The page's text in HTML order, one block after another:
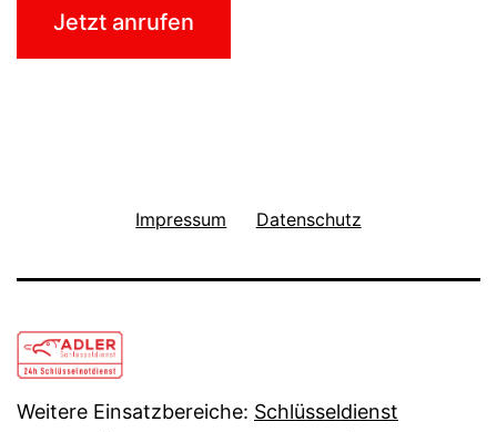
Jetzt anrufen
Impressum Datenschutz
Weitere Einsatzbereiche: Schlüsseldienst